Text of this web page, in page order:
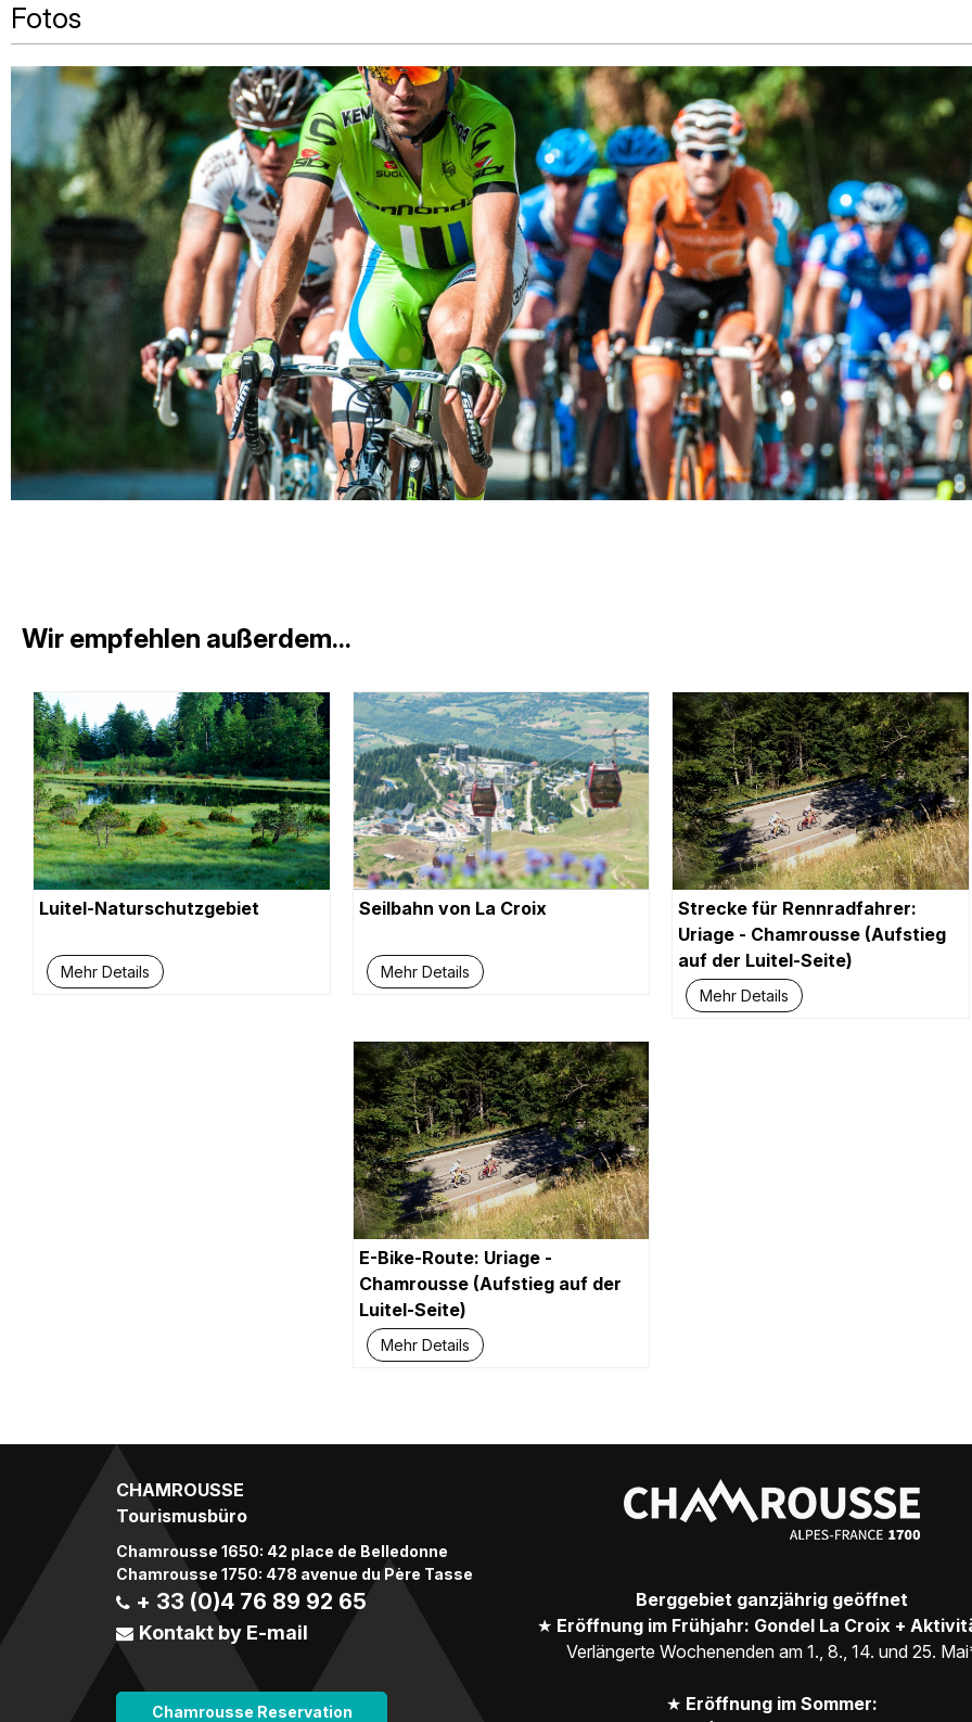
Fotos
Wir empfehlen außerdem...
Luitel-Naturschutzgebiet
Mehr Details
Seilbahn von La Croix
Mehr Details
Strecke für Rennradfahrer:
Uriage - Chamrousse (Aufstieg
auf der Luitel-Seite)
Mehr Details
E-Bike-Route: Uriage -
Chamrousse (Aufstieg auf der
Luitel-Seite)
Mehr Details
CHAMROUSSE
Tourismusbüro
Chamrousse 1650: 42 place de Belledonne
Chamrousse 1750: 478 avenue du Père Tasse
+ 33 (0)4 76 89 92 65
Kontakt by E-mail
Chamrousse Reservation
Berggebiet ganzjährig geöffnet
★ Eröffnung im Frühjahr: Gondel La Croix +
Verlängerte Wochenenden am 1., 8., 14. und 25.
★ Eröffnung im Sommer: